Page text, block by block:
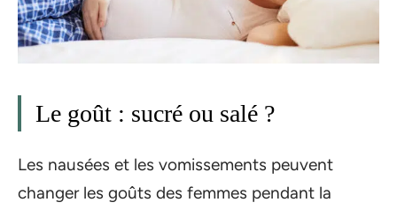
Le goût : sucré ou salé ?
Les nausées et les vomissements peuvent
changer les goûts des femmes pendant la